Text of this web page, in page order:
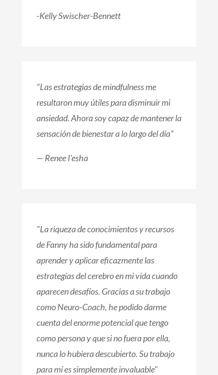
-Kelly Swischer-Bennett
"Las estrategias de mindfulness me
resultaron muy útiles para disminuir mi
ansiedad. Ahora soy capaz de mantener la
sensación de bienestar a lo largo del día"
— Renee I'esha
"La riqueza de conocimientos y recursos
de Fanny ha sido fundamental para
aprender y aplicar eficazmente las
estrategias del cerebro en mi vida cuando
aparecen desafíos. Gracias a su trabajo
como Neuro-Coach, he podido darme
cuenta del enorme potencial que tengo
como persona y que si no fuera por ella,
nunca lo hubiera descubierto. Su trabajo
para mí es simplemente invaluable"